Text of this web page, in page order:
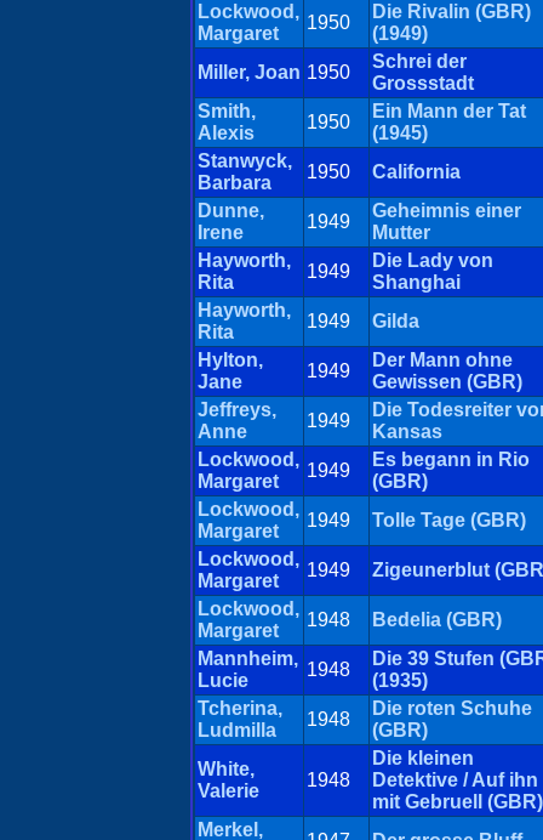
Lockwood,
Margaret
1950
Die Rivalin (GBR)
(1949)
Miller, Joan 1950
Schrei der
Grossstadt
Smith,
Alexis
1950
Ein Mann der Tat
(1945)
Stanwyck,
Barbara
1950
California
Dunne,
Irene
1949
Geheimnis einer
Mutter
Hayworth,
Rita
1949
Die Lady von
Shanghai
Hayworth,
Rita
1949
Gilda
Hylton,
Jane
1949
Der Mann ohne
Gewissen (GBR)
Jeffreys,
Anne
1949
Die Todesreiter
Kansas
Lockwood,
Margaret
1949
Es begann in Rio
(GBR)
Lockwood,
Margaret
1949
Tolle Tage (GBR)
Lockwood,
Margaret
1949
Zigeunerblut
Lockwood,
Margaret
1948
Bedelia (GBR)
Mannheim,
Lucie
1948
Die 39 Stufen
(1935)
Tcherina,
Ludmilla
1948
Die roten Schuhe
(GBR)
White,
Valerie
1948
Die kleinen
Detektive / Auf ihn
mit Gebruell (GBR)
Merkel,